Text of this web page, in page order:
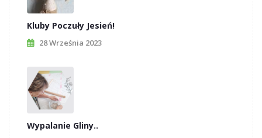
Kluby Poczuły Jesień!
28 Września 2023
Wypalanie Gliny..